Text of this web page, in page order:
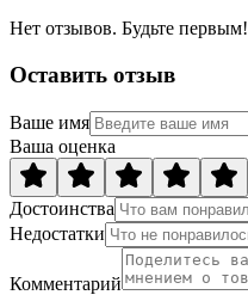
Нет отзывов. Будьте первым!
Оставить отзыв
Ваше имя
Ваша оценка
Достоинства
Недостатки
Комментарий